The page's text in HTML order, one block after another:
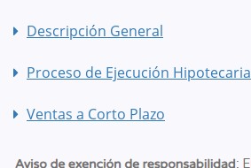
Descripción General
Proceso de Ejecución Hipotecaria
Ventas a Corto Plazo